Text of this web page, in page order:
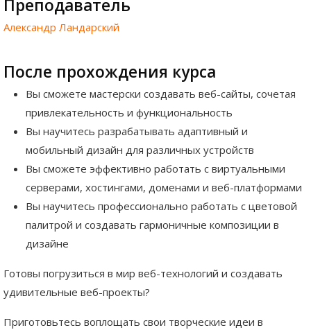
Преподаватель
Александр Ландарский
После прохождения курса
Вы сможете мастерски создавать веб-сайты, сочетая
привлекательность и функциональность
Вы научитесь разрабатывать адаптивный и
мобильный дизайн для различных устройств
Вы сможете эффективно работать с виртуальными
серверами, хостингами, доменами и веб-платформами
Вы научитесь профессионально работать с цветовой
палитрой и создавать гармоничные композиции в
дизайне
Готовы погрузиться в мир веб-технологий и создавать
удивительные веб-проекты?
Приготовьтесь воплощать свои творческие идеи в